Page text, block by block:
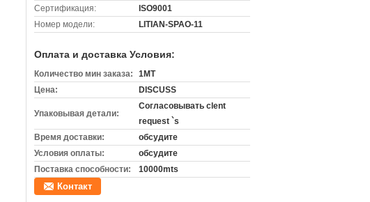
Сертификация:
ISO9001
Номер модели:
LITIAN-SPAO-11
Оплата и доставка Условия:
Количество мин заказа:
1MT
Цена:
DISCUSS
Упаковывая детали:
Согласовывать clent
request `s
Время доставки:
обсудите
Условия оплаты:
обсудите
Поставка способности:
10000mts
Контакт